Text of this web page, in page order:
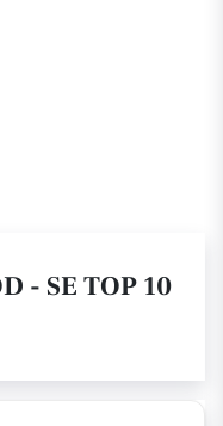
- SE TOP 10